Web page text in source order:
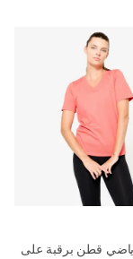
قطن برقبة على